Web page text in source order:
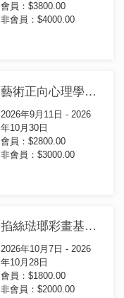
會員：$3800.00
非會員：$4000.00
藝術正向心理學證書課程(第35屆)
2026年9月11日 - 2026
年10月30日
會員：$2800.00
非會員：$3000.00
掐絲琺瑯彩畫基礎證書課程
2026年10月7日 - 2026
年10月28日
會員：$1800.00
非會員：$2000.00